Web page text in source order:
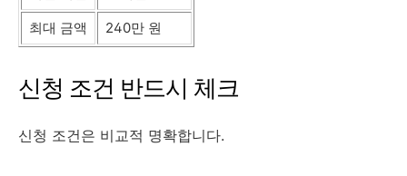
최대 금액
240만 원
신청 조건 반드시 체크
신청 조건은 비교적 명확합니다.